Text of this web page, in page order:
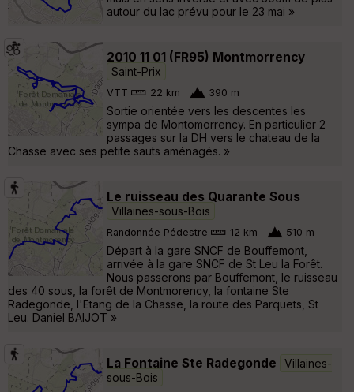
autour du lac prévu pour le 23 mai »
2010 11 01 (FR95) Montmorrency
Saint-Prix
VTT 22 km 390 m
Sortie orientée vers les descentes les
sympa de Montomorrency. En particulier 2
passages sur la DH vers le chateau de la
Chasse avec ses petite sauts aménagés. »
Le ruisseau des Quarante Sous
Villaines-sous-Bois
Randonnée Pédestre 12 km 510 m
Départ à la gare SNCF de Bouffemont,
arrivée à la gare SNCF de St Leu la Forêt.
Nous passerons par Bouffemont, le ruisseau
des 40 sous, la forêt de Montmorency, la fontaine Ste
Radegonde, l'Etang de la Chasse, la route des Parquets, St
Leu. Daniel BAIJOT »
La Fontaine Ste Radegonde
Villaines-
sous-Bois